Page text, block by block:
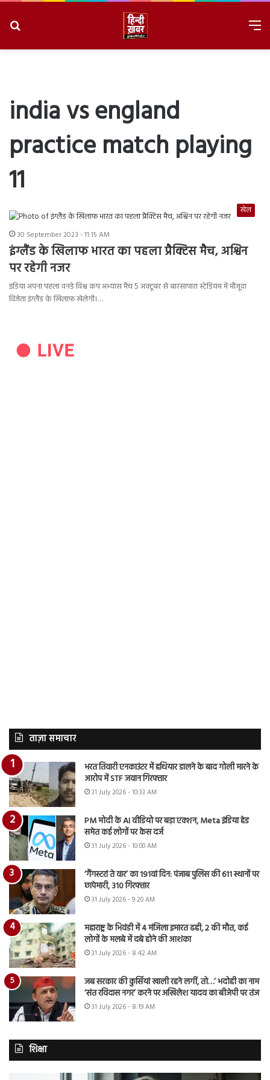
india vs england
practice match playing
11
खेल
30 September 2023 - 11:15 AM
इंग्लैंड के खिलाफ भारत का पहला प्रैक्टिस मैच, अश्विन
पर रहेगी नजर
इंडिया अपना पहला वनडे विश्व कप अभ्यास मैच 5 अक्टूबर से बारसापारा स्टेडियम में मौजूदा
विजेता इंग्लैंड के खिलाफ खेलेगी।…
ताज़ा समाचार
भरत तिवारी एनकाउंटर में हथियार डालने के बाद गोली मारने के
आरोप में STF जवान गिरफ्तार
31 July 2026 - 10:33 AM
PM मोदी के AI वीडियो पर बड़ा एक्शन, Meta इंडिया हेड
समेत कई लोगों पर केस दर्ज
31 July 2026 - 10:00 AM
‘गैंगस्टरां ते वार’ का 191वां दिन: पंजाब पुलिस की 611 स्थानों पर
छापेमारी, 310 गिरफ्तार
31 July 2026 - 9:20 AM
महाराष्ट्र के भिवंडी में 4 मंजिला इमारत ढही, 2 की मौत, कई
लोगों के मलबे में दबे होने की आशंका
31 July 2026 - 8:42 AM
जब सरकार की कुर्सियां खाली रहने लगीं, तो…’ भदोही का नाम
‘संत रविदास नगर’ करने पर अखिलेश यादव का बीजेपी पर तंज
31 July 2026 - 8:19 AM
शिक्षा